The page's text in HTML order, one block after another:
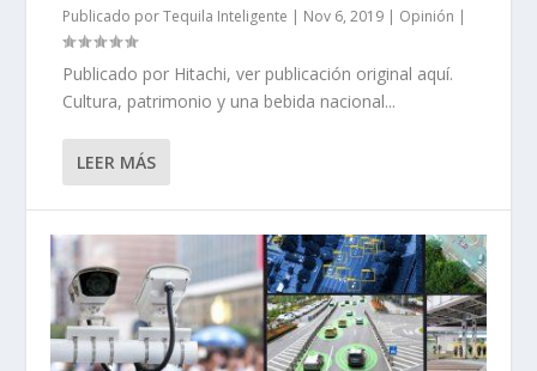
Publicado porTequila Inteligente | Nov 6, 2019 | Opinión |
Publicado por Hitachi, ver publicación original aquí.
Cultura, patrimonio y una bebida nacional...
LEER MÁS